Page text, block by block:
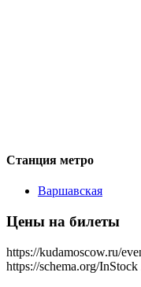
Станция метро
Варшавская
Цены на билеты
https://kudamoscow.ru/
https://schema.org/InStock